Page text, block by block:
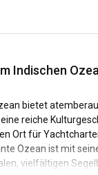
Indischen
bietet
reiche
Ort für
Ozean ist mit
vielfältigen